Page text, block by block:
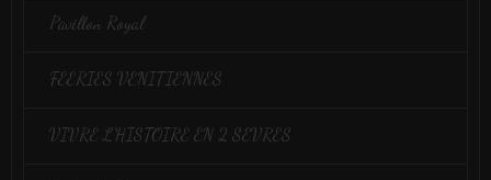
Pavillon Royal
FEERIES VENITIENNES
VIVRE L'HISTOIRE EN 2 SEVRES